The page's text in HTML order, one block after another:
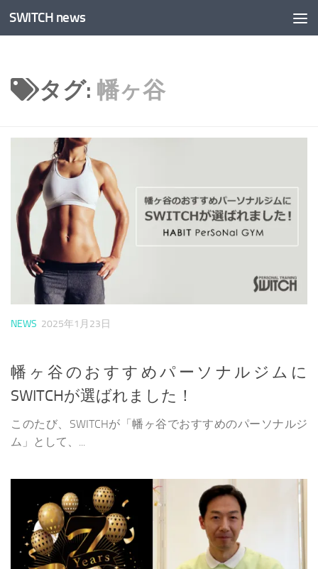
コンテンツへスキップ
SWITCH news
タグ: 幡ヶ谷
NEWS 2025年1月23日
幡ヶ谷のおすすめパーソナルジムに
SWITCHが選ばれました！
このたび、SWITCHが「幡ヶ谷でおすすめのパーソナルジ
ム」として、...